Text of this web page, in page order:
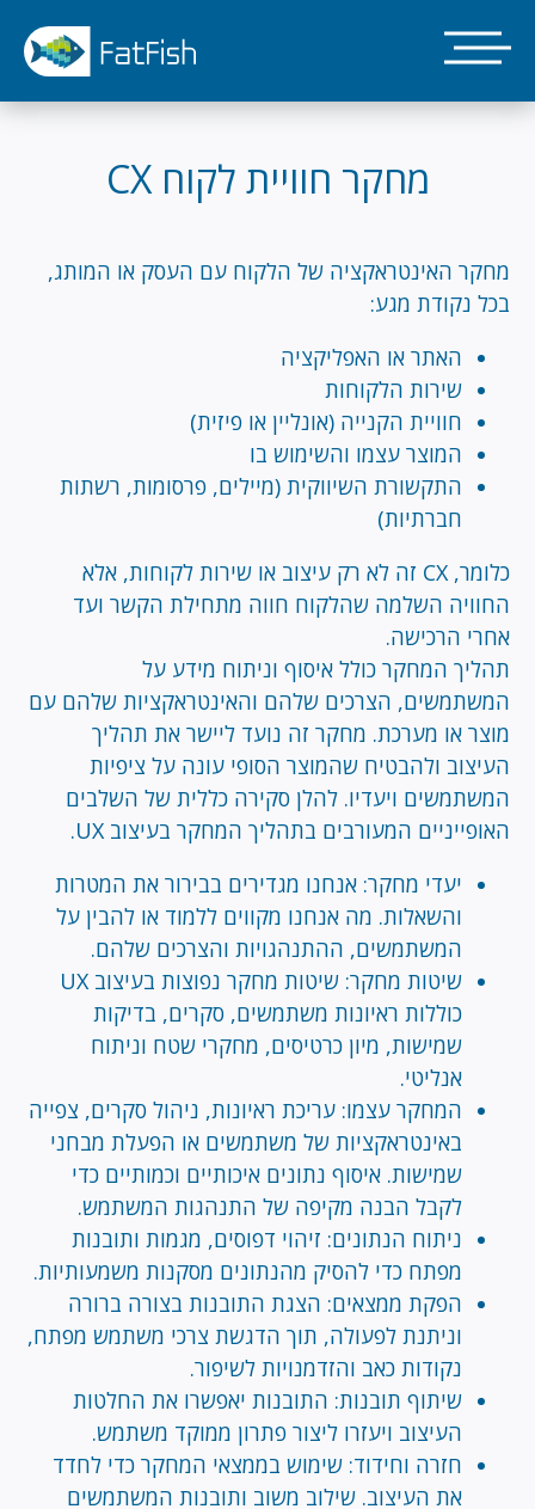
לתוכן
העיקרי
מחקר חוויית לקוח CX
מחקר האינטראקציה של הלקוח עם העסק או המותג,
בכל נקודת מגע:
האתר או האפליקציה
שירות הלקוחות
חוויית הקנייה (אונליין או פיזית)
המוצר עצמו והשימוש בו
התקשורת השיווקית (מיילים, פרסומות, רשתות
חברתיות)
כלומר, CX זה לא רק עיצוב או שירות לקוחות, אלא
החוויה השלמה שהלקוח חווה מתחילת הקשר ועד
אחרי הרכישה.
תהליך המחקר כולל איסוף וניתוח מידע על
המשתמשים, הצרכים שלהם והאינטראקציות שלהם עם
מוצר או מערכת. מחקר זה נועד ליישר את תהליך
העיצוב ולהבטיח שהמוצר הסופי עונה על ציפיות
המשתמשים ויעדיו. להלן סקירה כללית של השלבים
האופייניים המעורבים בתהליך המחקר בעיצוב UX.
יעדי מחקר: אנחנו מגדירים בבירור את המטרות
והשאלות. מה אנחנו מקווים ללמוד או להבין על
המשתמשים, ההתנהגויות והצרכים שלהם.
שיטות מחקר: שיטות מחקר נפוצות בעיצוב UX
כוללות ראיונות משתמשים, סקרים, בדיקות
שמישות, מיון כרטיסים, מחקרי שטח וניתוח
אנליטי.
המחקר עצמו: עריכת ראיונות, ניהול סקרים, צפייה
באינטראקציות של משתמשים או הפעלת מבחני
שמישות. איסוף נתונים איכותיים וכמותיים כדי
לקבל הבנה מקיפה של התנהגות המשתמש.
ניתוח הנתונים: זיהוי דפוסים, מגמות ותובנות
מפתח כדי להסיק מהנתונים מסקנות משמעותיות.
הפקת ממצאים: הצגת התובנות בצורה ברורה
וניתנת לפעולה, תוך הדגשת צרכי משתמש מפתח,
נקודות כאב והזדמנויות לשיפור.
שיתוף תובנות: התובנות יאפשרו את החלטות
העיצוב ויעזרו ליצור פתרון ממוקד משתמש.
חזרה וחידוד: שימוש בממצאי המחקר כדי לחדד
את העיצוב. שילוב משוב ותובנות המשתמשים